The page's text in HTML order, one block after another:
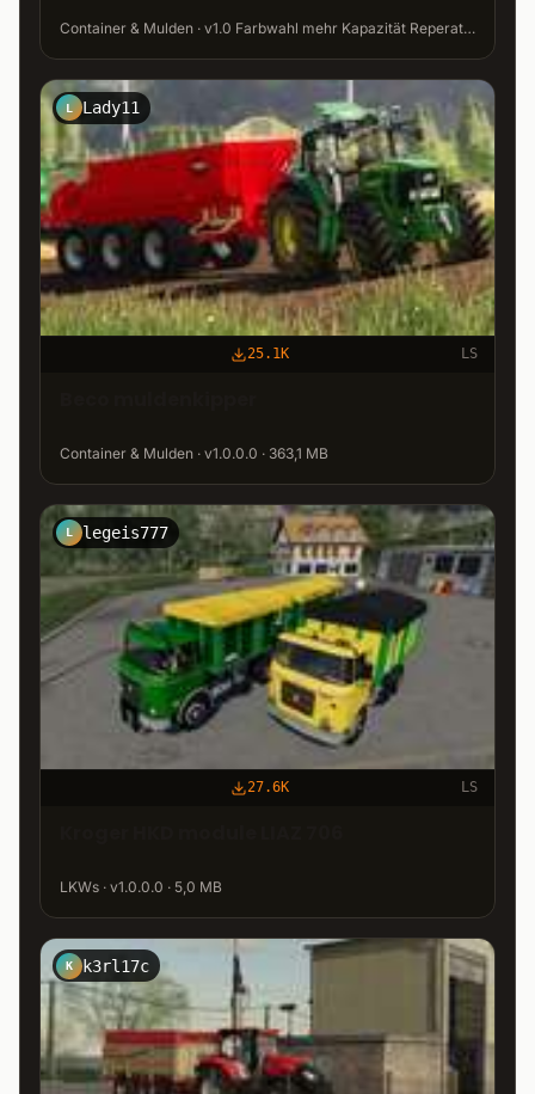
Container & Mulden · v1.0 Farbwahl mehr Kapazität Reperaturintervall erhöht · 2,8 MB
L Lady11
25.1K LS
Container & Mulden · v1.0.0.0 · 363,1 MB
L legeis777
27.6K LS
LKWs · v1.0.0.0 · 5,0 MB
K k3rl17c